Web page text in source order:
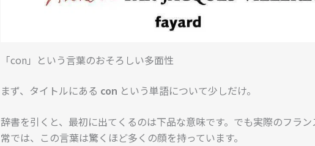
「con」という言葉のおそろしい多面性
まず、タイトルにある con という単語について少しだけ。
辞書を引くと、最初に出てくるのは下品な意味です。でも実際のフラ
常では、この言葉は驚くほど多くの顔を持っています。